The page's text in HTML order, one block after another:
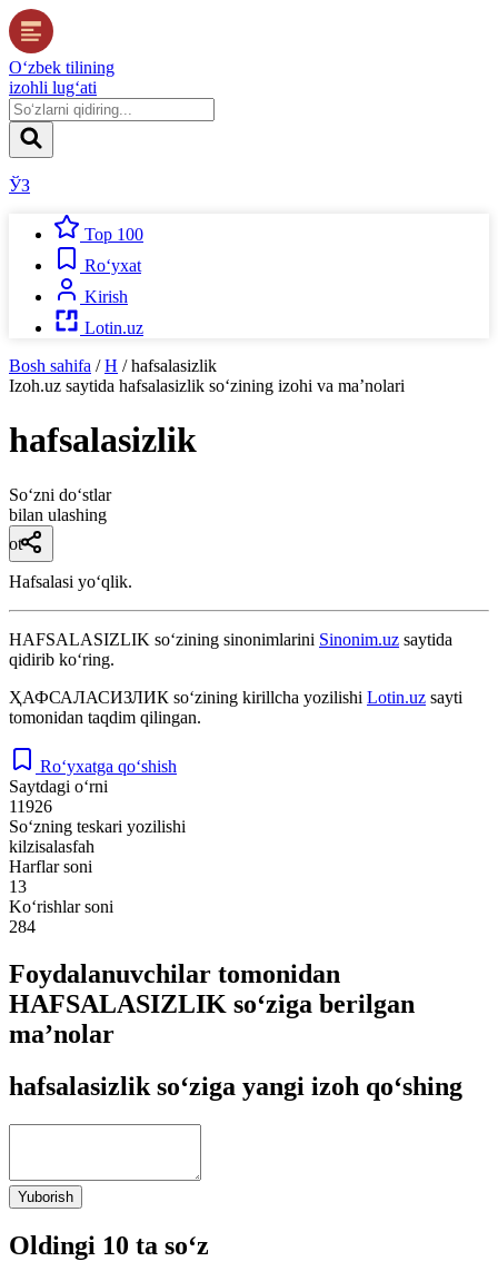
O‘zbek tilining
izohli lug‘ati
ЎЗ
Top 100
Ro‘yxat
Kirish
Lotin.uz
Bosh sahifa / H / hafsalasizlik
Izoh.uz saytida hafsalasizlik so‘zining izohi va ma’nolari
hafsalasizlik
So‘zni do‘stlar
bilan ulashing
ot
Hafsalasi yoʻqlik.
HAFSALASIZLIK so‘zining sinonimlarini Sinonim.uz saytida
qidirib ko‘ring.
ҲАФСАЛАСИЗЛИК so‘zining kirillcha yozilishi Lotin.uz sayti
tomonidan taqdim qilingan.
Ro‘yxatga qo‘shish
Saytdagi o‘rni
11926
So‘zning teskari yozilishi
kilzisalasfah
Harflar soni
13
Ko‘rishlar soni
284
Foydalanuvchilar tomonidan
HAFSALASIZLIK so‘ziga berilgan
ma’nolar
hafsalasizlik so‘ziga yangi izoh qo‘shing
Yuborish
Oldingi 10 ta so‘z